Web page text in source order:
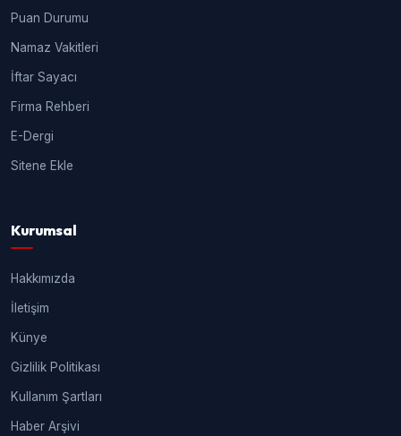
Puan Durumu
Namaz Vakitleri
İftar Sayacı
Firma Rehberi
E-Dergi
Sitene Ekle
Kurumsal
Hakkımızda
İletişim
Künye
Gizlilik Politikası
Kullanım Şartları
Haber Arşivi